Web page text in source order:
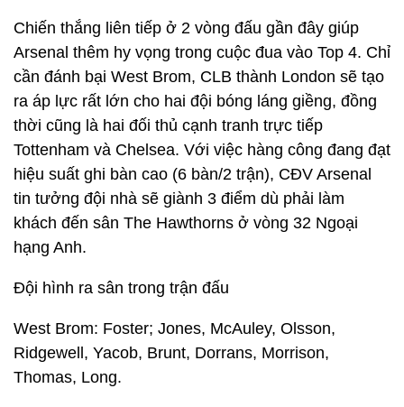
Chiến thắng liên tiếp ở 2 vòng đấu gần đây giúp
Arsenal thêm hy vọng trong cuộc đua vào Top 4. Chỉ
cần đánh bại West Brom, CLB thành London sẽ tạo
ra áp lực rất lớn cho hai đội bóng láng giềng, đồng
thời cũng là hai đối thủ cạnh tranh trực tiếp
Tottenham và Chelsea. Với việc hàng công đang đạt
hiệu suất ghi bàn cao (6 bàn/2 trận), CĐV Arsenal
tin tưởng đội nhà sẽ giành 3 điểm dù phải làm
khách đến sân The Hawthorns ở vòng 32 Ngoại
hạng Anh.
Đội hình ra sân trong trận đấu
West Brom: Foster; Jones, McAuley, Olsson,
Ridgewell, Yacob, Brunt, Dorrans, Morrison,
Thomas, Long.